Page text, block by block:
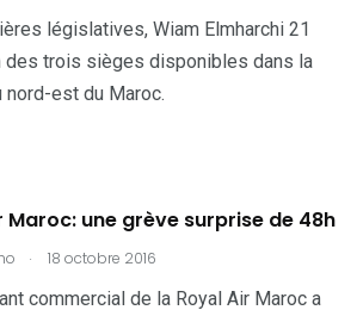
législatives, Wiam Elmharchi 21
des trois sièges disponibles dans la
nord-est du Maroc.
Maroc: une grève surprise de 48h
. 18 octobre 2016
commercial de la Royal Air Maroc a